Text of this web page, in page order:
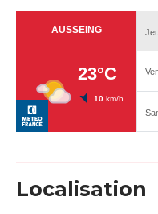
Localisation